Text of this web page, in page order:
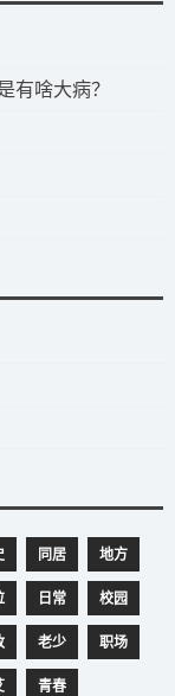
有啥大病？
同居 地方
日常 校园
老少 职场
青春